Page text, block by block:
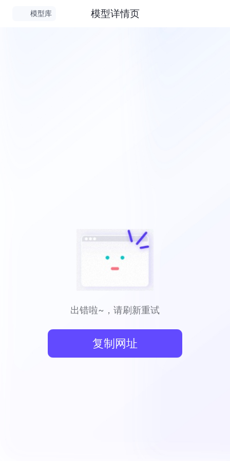
模型库 模型详情页
出错啦~，请刷新重试
复制网址